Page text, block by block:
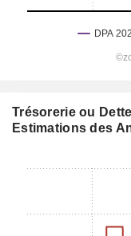
Trésorerie ou
Estimations des